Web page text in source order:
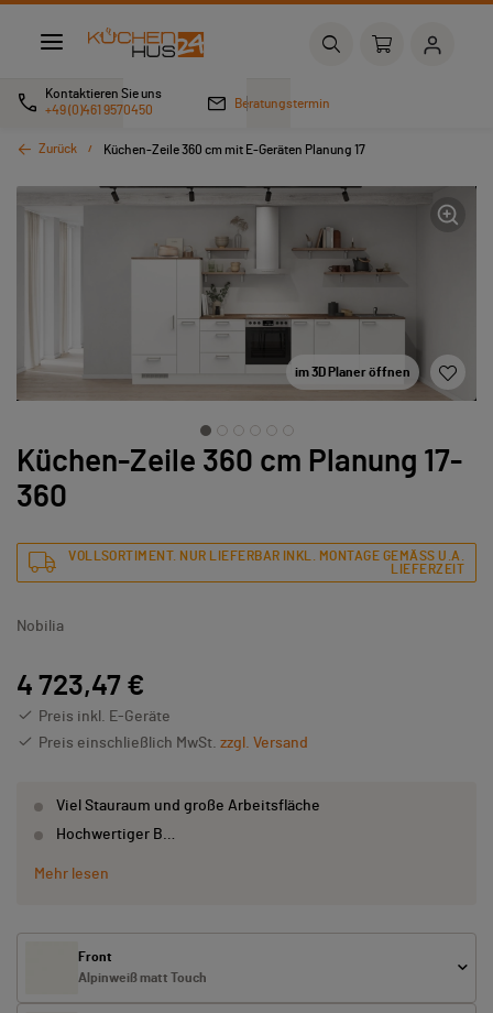
Kontaktieren Sie uns
+49 (0)461 9570450
Beratungstermin
Zurück Küchen-Zeile 360 cm mit E-Geräten Planung 17
im 3D Planer öffnen
Küchen-Zeile 360 cm Planung 17-
360
VOLLSORTIMENT. NUR LIEFERBAR INKL. MONTAGE GEMÄSS U.A. L
IEFERZEIT
Nobilia
4 723,47 €
Preis inkl. E-Geräte
Preis einschließlich MwSt. zzgl. Versand
Viel Stauraum und große Arbeitsfläche
Hochwertiger B…
Mehr lesen
Front
Alpinweiß matt Touch